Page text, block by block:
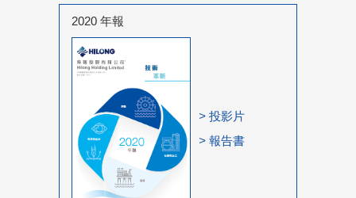
2020 年報
> 投影片
> 報告書